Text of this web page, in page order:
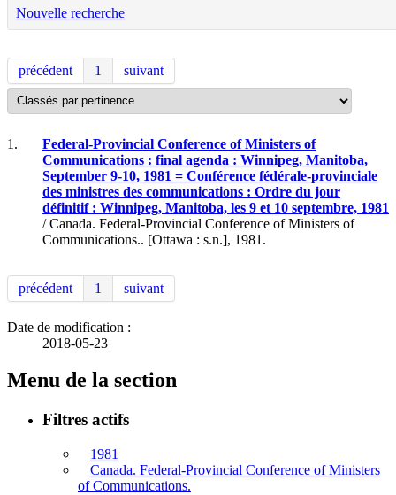
Nouvelle recherche
précédent 1 suivant
1.
Federal-Provincial Conference of Ministers of
Communications : final agenda : Winnipeg, Manitoba,
September 9-10, 1981 = Conférence fédérale-provinciale
des ministres des communications : Ordre du jour
définitif : Winnipeg, Manitoba, les 9 et 10 septembre, 1981
/ Canada. Federal-Provincial Conference of Ministers of
Communications.. [Ottawa : s.n.], 1981.
précédent 1 suivant
Date de modification :
2018-05-23
Menu de la section
Filtres actifs
1981
Canada. Federal-Provincial Conference of Ministers
of Communications.